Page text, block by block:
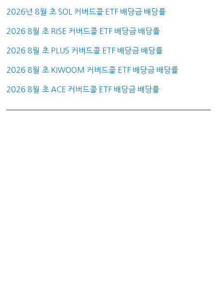
2026년 8월 초 SOL 커버드콜 ETF 배당금 배당률
2026 8월 초 RISE 커버드콜 ETF 배당금 배당률
2026 8월 초 PLUS 커버드콜 ETF 배당금 배당률
2026 8월 초 KIWOOM 커버드콜 ETF 배당금 배당률
2026 8월 초 ACE 커버드콜 ETF 배당금 배당률